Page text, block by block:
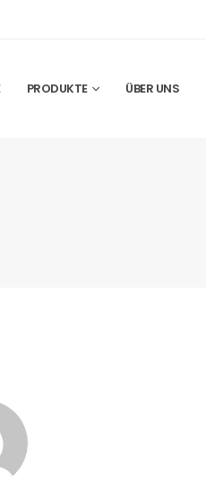
PRODUKTE ÜBER UNS